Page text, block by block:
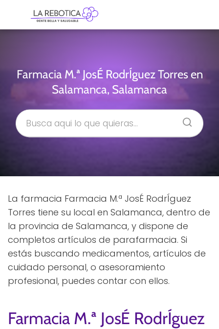
Farmacia M.ª JosÉ RodrÍguez Torres en
Salamanca, Salamanca
La farmacia Farmacia M.ª JosÉ RodrÍguez
Torres tiene su local en Salamanca, dentro de
la provincia de Salamanca, y dispone de
completos artículos de parafarmacia. Si
estás buscando medicamentos, artículos de
cuidado personal, o asesoramiento
profesional, puedes contar con ellos.
Farmacia M.ª JosÉ RodrÍguez